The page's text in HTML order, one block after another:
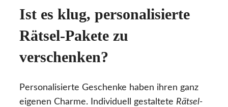
Ist es klug, personalisierte
Rätsel-Pakete zu
verschenken?
Personalisierte Geschenke haben ihren ganz
eigenen Charme. Individuell gestaltete Rätsel-